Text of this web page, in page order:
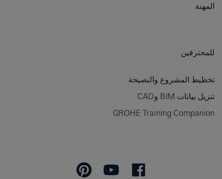
المهنة
للمحترفين
تخطيط المشروع والنصيحة
تنزيل بيانات BIM وCAD
GROHE Training Companion